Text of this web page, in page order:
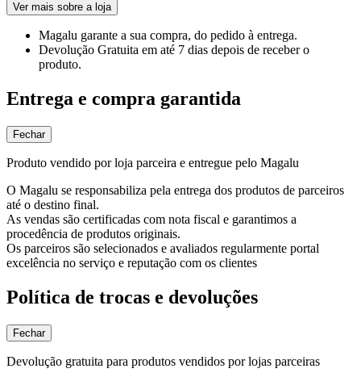
Ver mais sobre a loja
Magalu garante a sua compra, do pedido à entrega.
Devolução Gratuita em até 7 dias depois de receber o
produto.
Entrega e compra garantida
Fechar
Produto vendido por loja parceira e entregue pelo Magalu
O Magalu se responsabiliza pela entrega dos produtos de parceiros
até o destino final.
As vendas são certificadas com nota fiscal e garantimos a
procedência de produtos originais.
Os parceiros são selecionados e avaliados regularmente portal
excelência no serviço e reputação com os clientes
Política de trocas e devoluções
Fechar
Devolução gratuita para produtos vendidos por lojas parceiras